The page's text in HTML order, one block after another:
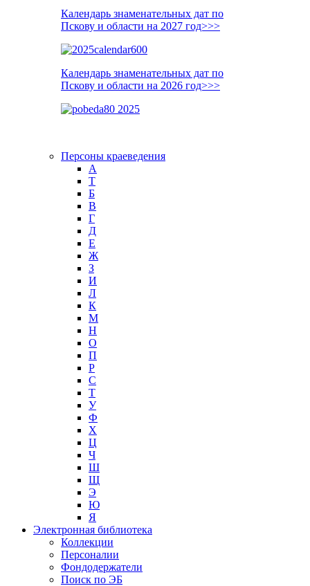
Календарь знаменательных дат по
Пскову и области на 2027 год>>>
Календарь знаменательных дат по
Пскову и области на 2026 год>>>
Персоны краеведения
А
T
Б
В
Г
Д
Е
Ж
З
И
Л
К
М
Н
О
П
Р
С
Т
У
Ф
Х
Ц
Ч
Ш
Щ
Э
Ю
Я
Электронная библиотека
Коллекции
Персоналии
Фондодержатели
Поиск по ЭБ